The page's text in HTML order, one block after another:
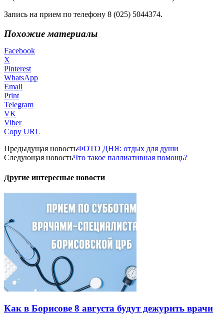
Запись на прием по телефону 8 (025) 5044374.
Похожие материалы
Facebook
X
Pinterest
WhatsApp
Email
Print
Telegram
VK
Viber
Copy URL
Предыдущая новостьФОТО ДНЯ: отдых для души
Следующая новостьЧто такое паллиативная помощь?
Другие интересные новости
Как в Борисове 8 августа будут дежурить врачи